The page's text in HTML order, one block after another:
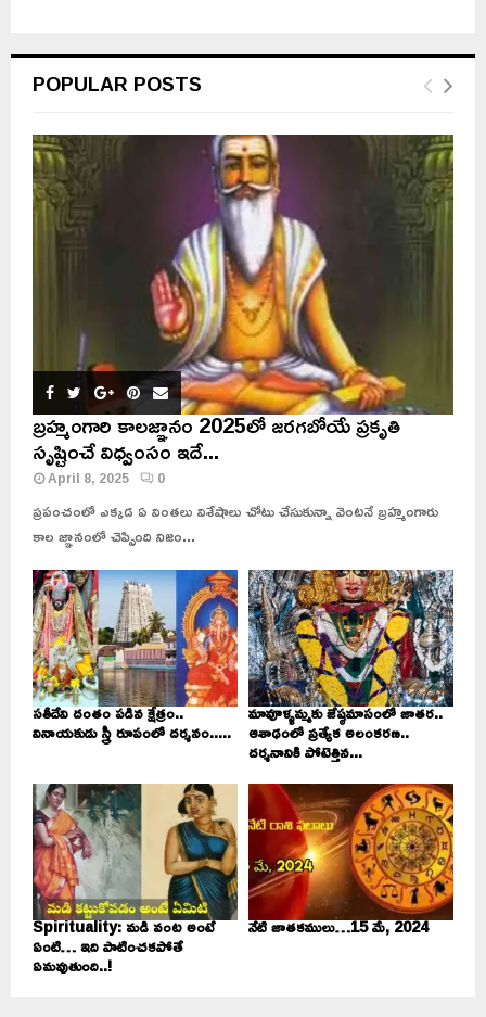
POPULAR POSTS
బ్రహ్మంగారి కాలజ్ఞానం 2025లో జరగబోయే ప్రకృతి
సృష్టించే విధ్వంసం ఇదే...
April 8, 2025 0
ప్రపంచంలో ఎక్కడ ఏ వింతలు విశేషాలు చోటు చేసుకున్నా వెంటనే బ్రహ్మంగారు
కాల జ్ఞానంలో చెప్పింది నిజం...
సతీదేవి దంతం పడిన క్షేత్రం..
వినాయకుడు స్త్రీ రూపంలో దర్శనం.....
మావూళ్ళమ్మకు జేష్ఠమాసంలో జాతర..
ఆశాఢంలో ప్రత్యేక అలంకరణ..
దర్శనానికి పోటెత్తిన...
Spirituality: మడి వంట అంటే
ఏంటి… ఇది పాటించకపోతే
ఏమవుతుంది..!
నేటి జాతకములు…15 మే, 2024